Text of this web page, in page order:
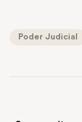
Poder Judicial